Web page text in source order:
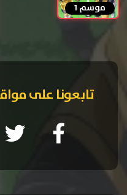
موسم 1
تابعونا على